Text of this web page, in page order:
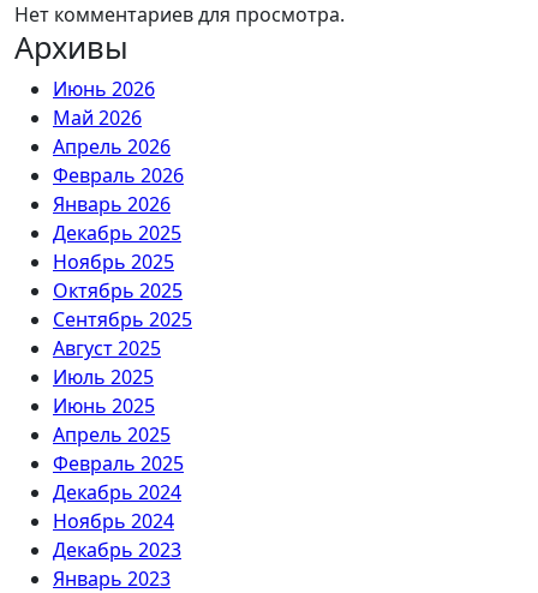
Нет комментариев для просмотра.
Архивы
Июнь 2026
Май 2026
Апрель 2026
Февраль 2026
Январь 2026
Декабрь 2025
Ноябрь 2025
Октябрь 2025
Сентябрь 2025
Август 2025
Июль 2025
Июнь 2025
Апрель 2025
Февраль 2025
Декабрь 2024
Ноябрь 2024
Декабрь 2023
Январь 2023